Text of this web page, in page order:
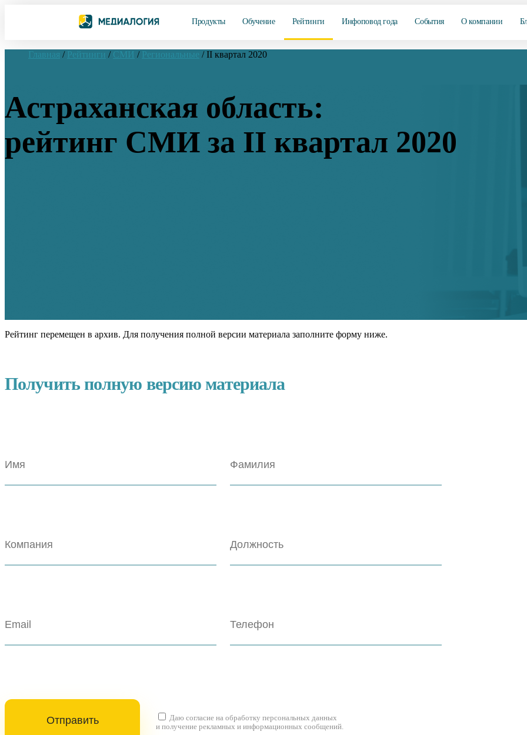
Продукты Обучение Рейтинги Инфоповод года События О компании
Главная / Рейтинги / СМИ / Региональные / II квартал 2020
Астраханская область:
рейтинг СМИ за II квартал 2020
Рейтинг перемещен в архив. Для получения полной версии материала заполните форму ниже.
Получить полную версию материала
Даю согласие на обработку персональных данных
и получение рекламных и информационных сообщений.